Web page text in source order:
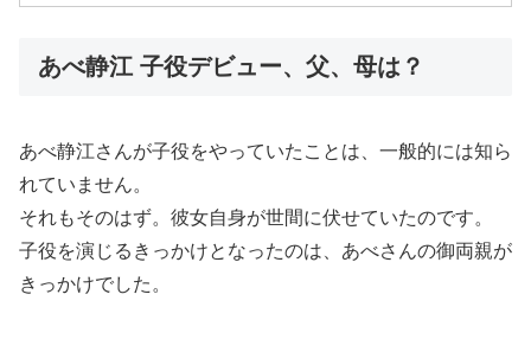
あべ静江 子役デビュー、父、母は？
あべ静江さんが子役をやっていたことは、一般的には知ら
れていません。
それもそのはず。彼女自身が世間に伏せていたのです。
子役を演じるきっかけとなったのは、あべさんの御両親が
きっかけでした。